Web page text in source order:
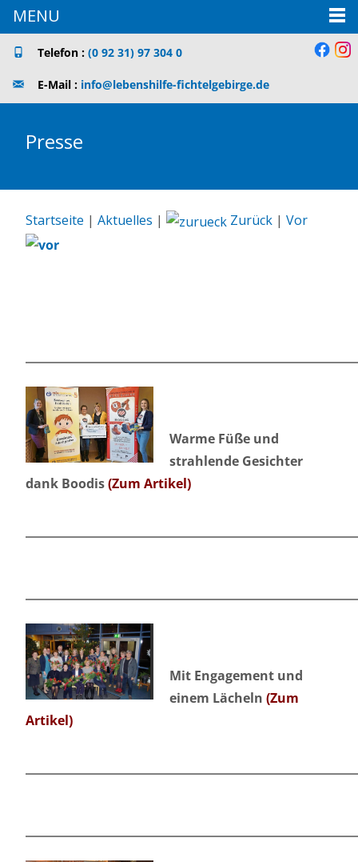
Telefon : (0 92 31) 97 304 0
E-Mail : info@lebenshilfe-fichtelgebirge.de
Presse
Startseite | Aktuelles | Zurück | Vor
Warme Füße und
strahlende Gesichter
dank Boodis(Zum Artikel)
Mit Engagement und
einem Lächeln (Zum
Artikel)
MENU